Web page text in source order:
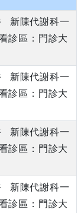
新陳代謝科一
診區：門診大
新陳代謝科一
診區：門診大
新陳代謝科一
診區：門診大
新陳代謝科一
診區：門診大